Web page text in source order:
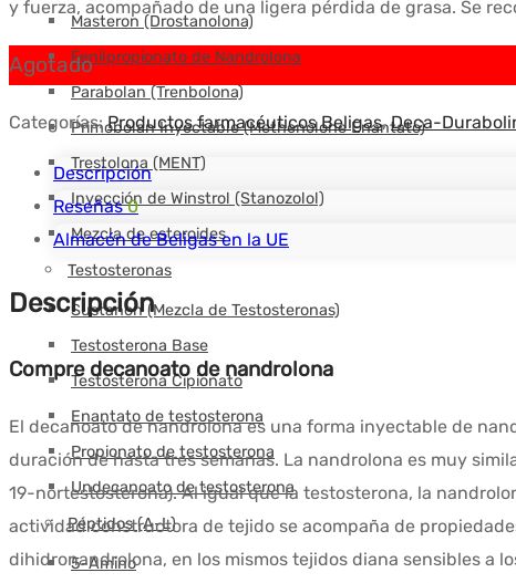
Masteron (Drostanolona)
Fenilpropionato de Nandrolona
Parabolan (Trenbolona)
Primobolan Inyectable (Methenolone Enantato)
Trestolona (MENT)
Inyección de Winstrol (Stanozolol)
Mezcla de esteroides
Testosteronas
Sustanon (Mezcla de Testosteronas)
Testosterona Base
Testosterona Cipionato
Enantato de testosterona
Propionato de testosterona
Undecanoato de testosterona
Péptidos (A-L)
5-Amino
era:
$105.03.
es:
$80.79.
y fuerza, acompañado de una ligera pérdida de grasa. Se
Agotado
Categorías:Productos farmacéuticos Beligas,Deca-
Descripción
Reseñas0
Almacén de Beligas en la UE
Descripción
Compre decanoato de nandrolona
El decanoato de nandrolona es una forma inyectable de
duración de hasta tres semanas. La nandrolona es muy
19-nortestosterona). Al igual que la testosterona, la
actividad constructora de tejido se acompaña de
dihidronandrolona, en los mismos tejidos diana sensibles a